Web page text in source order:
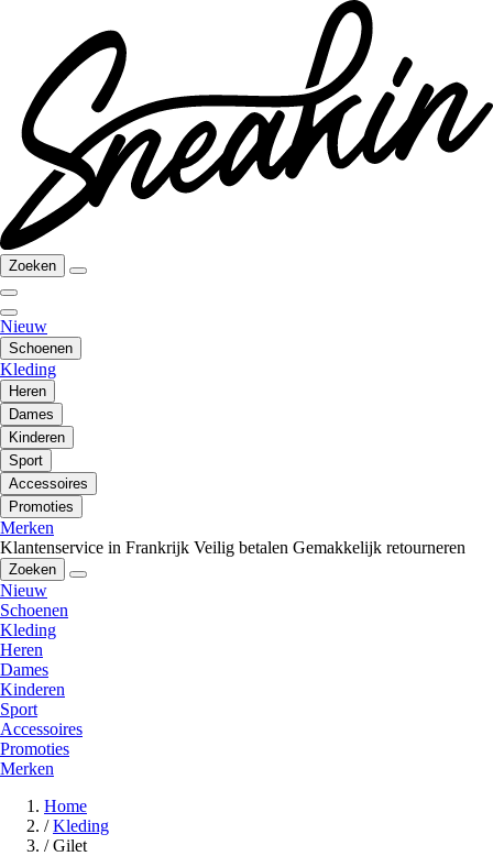
Zoeken
Nieuw
Schoenen
Kleding
Heren
Dames
Kinderen
Sport
Accessoires
Promoties
Merken
Klantenservice in Frankrijk Veilig betalen Gemakkelijk retourneren
Zoeken
Nieuw
Schoenen
Kleding
Heren
Dames
Kinderen
Sport
Accessoires
Promoties
Merken
Home
/ Kleding
/ Gilet